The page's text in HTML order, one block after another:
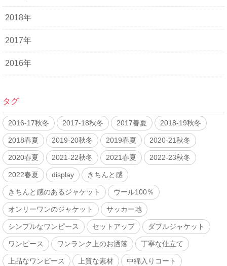
2018年
2017年
2016年
タグ
2016-17秋冬 2017-18秋冬 2017春夏 2018-19秋冬
2018春夏 2019-20秋冬 2019春夏 2020-21秋冬
2020春夏 2021-22秋冬 2021春夏 2022-23秋冬
2022春夏 display きちんと感
きちんと感のあるジャケット ウール100％
オンリーワンのジャケット サッカー地
シンプルなワンピース セットアップ ダブルジャケット
ワンピース ワンランク上のお洒落 丁寧な仕立て
上品なワンピース 上質な素材 中綿入りコート